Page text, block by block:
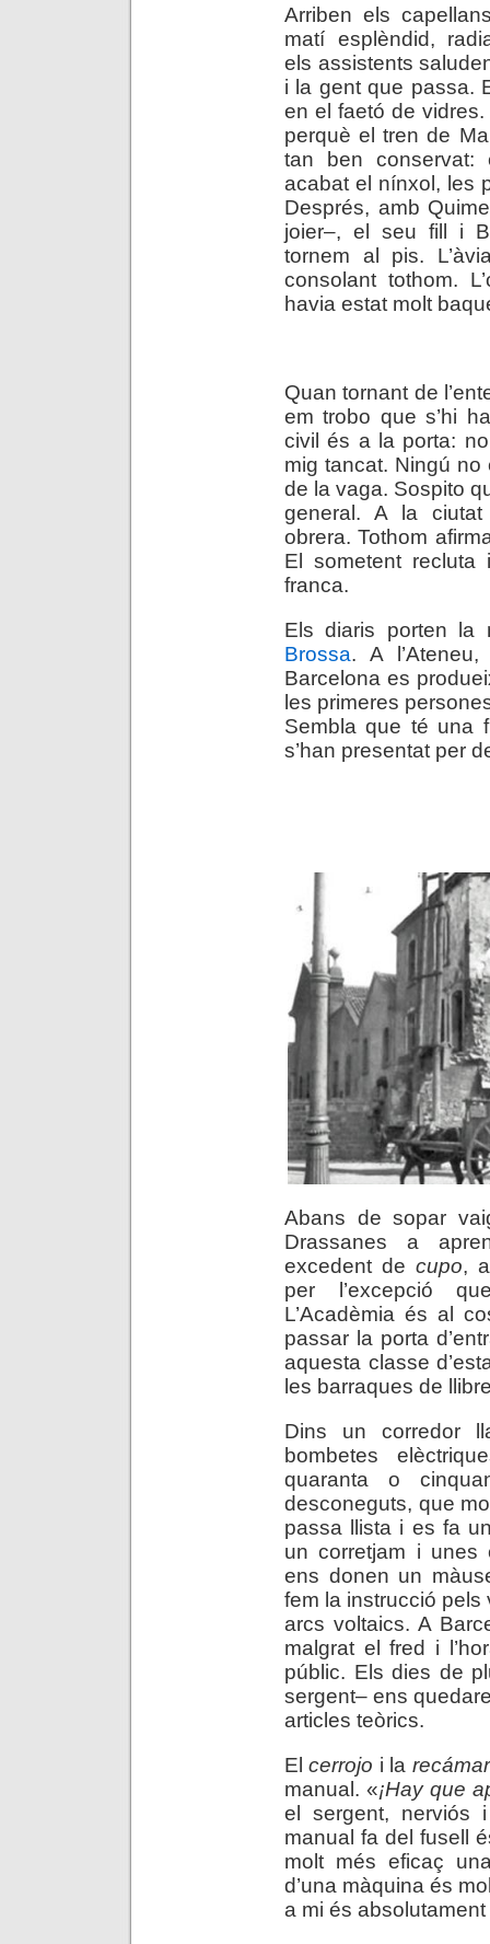
Arriben els
matí esplèndid,
els assistents
i la gent que passa.
en el faetó de
perquè el tren de
tan ben
acabat el nínxol, les
Després, amb
joier–, el seu fill i
tornem al pis.
consolant tothom.
havia estat molt
Quan tornant de
em trobo que s’hi
civil és a la porta:
mig tancat. Ningú
de la vaga. Sospito
general. A la
obrera. Tothom
El sometent recluta
franca.
Els diaris porten
Brossa. A
Barcelona es
les primeres
Sembla que té una
s’han presentat per
Abans de sopar
Drassanes a
excedent de cupo,
per l’excepció
L’Acadèmia és al
passar la porta
aquesta classe
les barraques de
Dins un corredor
bombetes
quaranta o
desconeguts, que
passa llista i es fa
un corretjam i unes
ens donen un
fem la instrucció
arcs voltaics. A
malgrat el fred i
públic. Els dies de
sergent– ens
articles teòrics.
Elcerrojo i la
manual. «¡Hay que
el sergent, nerviós
manual fa del fusell
molt més eficaç
d’una màquina és
a mi és